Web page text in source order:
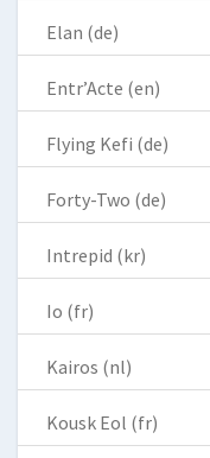
Elan (de)
Entr’Acte (en)
Flying Kefi (de)
Forty-Two (de)
Intrepid (kr)
Io (fr)
Kairos (nl)
Kousk Eol (fr)